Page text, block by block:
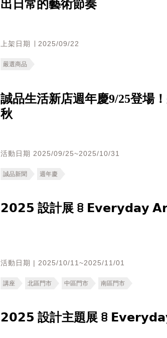
出日常的藝術節奏
上架日期 ∣ 2025/09/22
嚴選商品
誠品生活新店週年慶9/25登場
秋
活動日期 2025/09/25~2025/10/31
誠品新聞 週年慶
𝟮𝟬𝟮𝟱 設計展 ꊞ 𝗘𝘃𝗲𝗿𝘆𝗱𝗮𝘆
活動日期 | 2025/10/11~2025/11/01
講座 北區門市 中區門市 南區門市
𝟮𝟬𝟮𝟱 設計主題展 ꊞ